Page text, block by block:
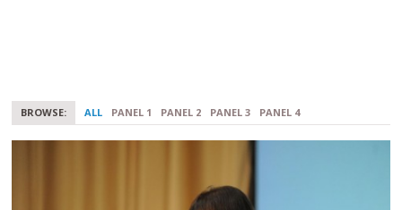
BROWSE: ALL PANEL 1 PANEL 2 PANEL 3 PANEL 4